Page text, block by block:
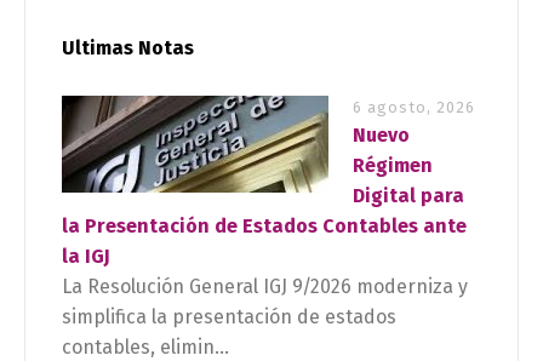
Ultimas Notas
6 agosto, 2026
Nuevo
Régimen
Digital para
la Presentación de Estados Contables ante
la IGJ
La Resolución General IGJ 9/2026 moderniza y
simplifica la presentación de estados
contables, elimin...